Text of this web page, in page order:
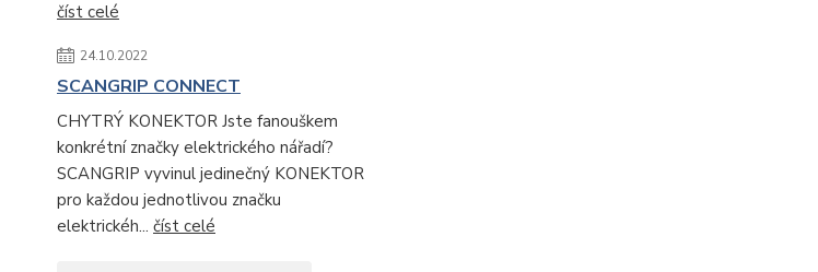
číst celé
24.10.2022
SCANGRIP CONNECT
CHYTRÝ KONEKTOR Jste fanouškem
konkrétní značky elektrického nářadí?
SCANGRIP vyvinul jedinečný KONEKTOR
pro každou jednotlivou značku
elektrickéh... číst celé